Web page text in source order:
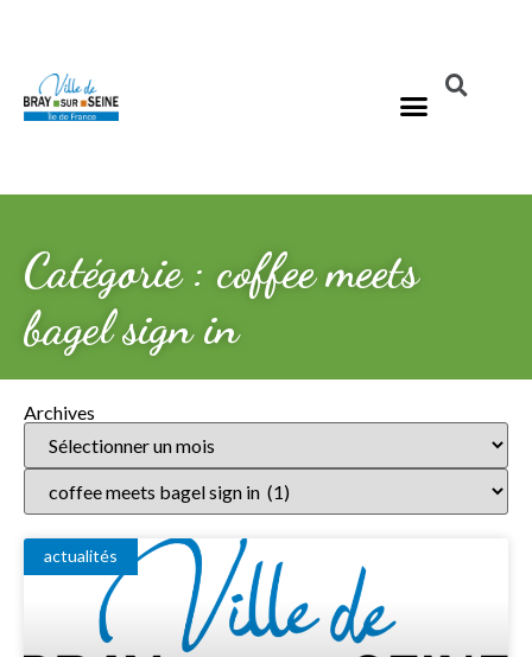
Catégorie : coffee meets
bagel sign in
Archives
actualités